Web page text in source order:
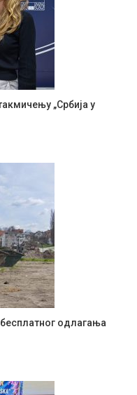
„Србија у
одлагања